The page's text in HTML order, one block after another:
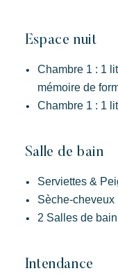
Prairies de
Des Lodges
imprenable sur Saint
Espace nuit
Chambre 1 : 1
mémoire de
Chambre 1 : 1
Salle de bain
Serviettes &
Sèche-cheveux
2 Salles de
Intendance